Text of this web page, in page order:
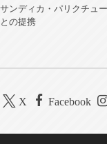
サンディカ・パリクチュ
との提携
X Facebook